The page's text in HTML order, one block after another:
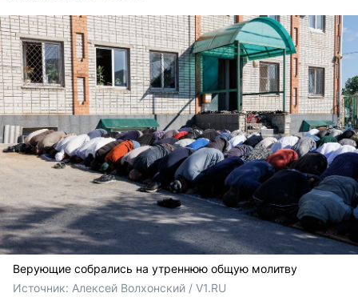
Верующие собрались на утреннюю общую молитву
Источник: Алексей Волхонский / V1.RU